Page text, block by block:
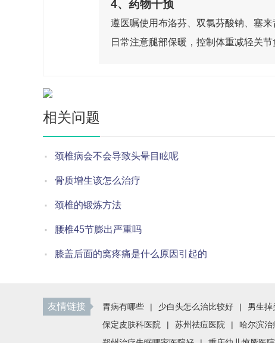
4、药物干预
遵医嘱使用布洛芬、双氯芬酸钠、塞来
日常注意腿部保暖，控制体重减轻关
相关问题
颈椎病会不会导致头晕目眩呢
骨质增生该怎么治疗
颈椎的锻炼方法
腰椎45节膨出严重吗
膝盖后面的窝疼痛是什么原因引起的
友情链接 胃病有哪些 | 少白头怎么治比较好 | 男生掉
保定皮肤科医院
| 苏州祛痘医院 | 哈尔滨治